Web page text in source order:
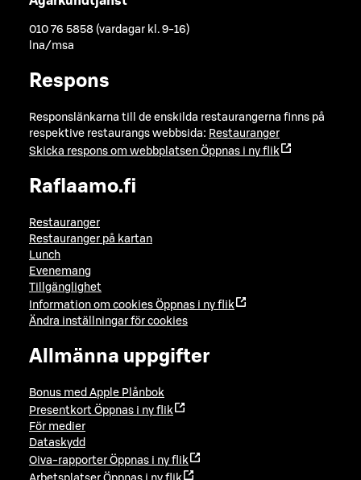
010 76 5858 (vardagar kl. 9-16)
lna/msa
Respons
Responslänkarna till de enskilda restaurangerna finns på
respektive restaurangs webbsida: Restauranger
Skicka respons om webbplatsen Öppnas i ny flik
Raflaamo.fi
Restauranger
Restauranger på kartan
Lunch
Evenemang
Tillgänglighet
Information om cookies Öppnas i ny flik
Ändra inställningar för cookies
Allmänna uppgifter
Bonus med Apple Plånbok
Presentkort Öppnas i ny flik
För medier
Dataskydd
Oiva-rapporter Öppnas i ny flik